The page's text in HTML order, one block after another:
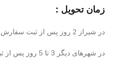
زمان تحویل :
در شیراز 2 روز پس از ثبت سفارش
در شهرهای دیگر 3 تا 5 روز پس از ثبت سفارش